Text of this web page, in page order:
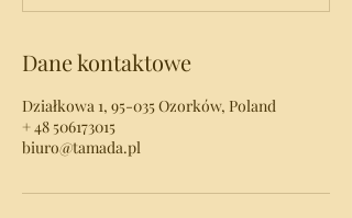
Dane kontaktowe
Działkowa 1, 95-035 Ozorków, Poland
+ 48 506173015
biuro@tamada.pl